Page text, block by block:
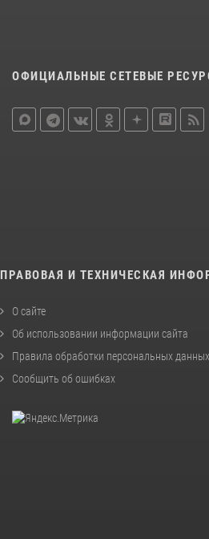
ОФИЦИАЛЬНЫЕ СЕТЕВЫЕ
ПРАВОВАЯ И ТЕХНИЧЕСКАЯ
О сайте
Об использовании информации сайта
Правила обработки персональных данных
Сообщить об ошибках